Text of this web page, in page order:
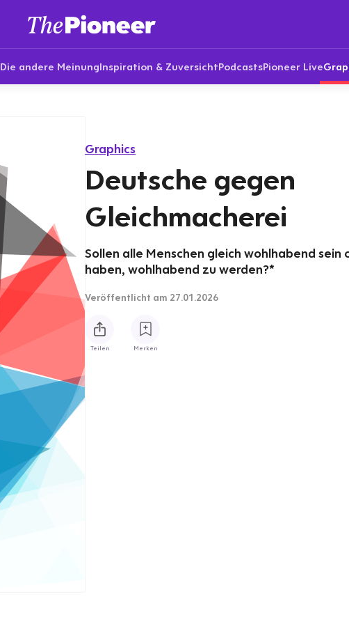
Die andere MeinungInspiration & ZuversichtPodcastsPioneer Live
Graphics
Deutsche gegen
Gleichmacherei
Sollen alle Menschen gleich wohlhabend sein
haben, wohlhabend zu werden?*
Veröffentlicht am 27.01.2026
Teilen Merken